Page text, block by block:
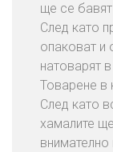
ще се
След като
опаковат и
натоварят
Товарене в
След като
хамалите